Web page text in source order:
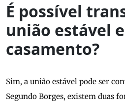
É possível
união estável
casamento?
Sim, a união estável pode ser
Segundo Borges, existem duas